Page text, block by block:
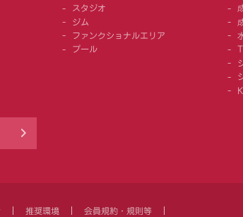
スタジオ
ジム
ファンクショナルエリア
プール
推奨環境 会員規約・規則等